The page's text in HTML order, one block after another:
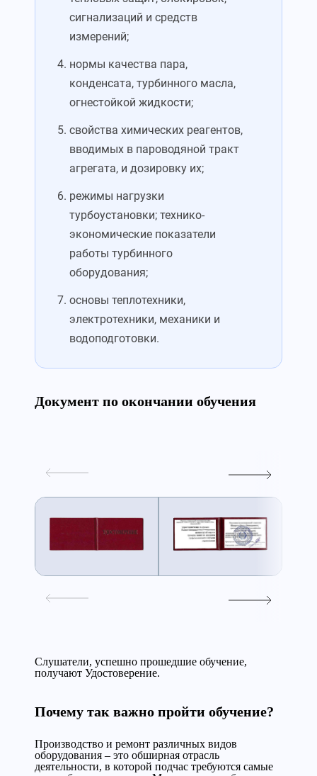
сигнализаций и средств
измерений;
нормы качества пара,
конденсата, турбинного масла,
огнестойкой жидкости;
свойства химических реагентов,
вводимых в пароводяной тракт
агрегата, и дозировку их;
режимы нагрузки
турбоустановки; технико-
экономические показатели
работы турбинного
оборудования;
основы теплотехники,
электротехники, механики и
водоподготовки.
Документ по окончании обучения
Слушатели, успешно прошедшие обучение,
получают Удостоверение.
Почему так важно пройти обучение?
Производство и ремонт различных видов
оборудования – это обширная отрасль
деятельности, в которой подчас требуются самые